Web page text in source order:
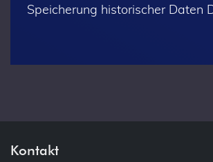
Speicherung historischer Daten
Kontakt